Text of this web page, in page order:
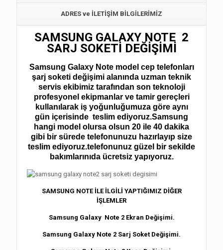
ADRES ve İLETİŞİM BİLGİLERİMİZ
SAMSUNG GALAXY NOTE 2
SARJ SOKETİ DEĞİŞİMİ
Samsung Galaxy Note model cep telefonları
şarj soketi değişimi alanında uzman teknik
servis ekibimiz tarafından son teknoloji
profesyonel ekipmanlar ve tamir gereçleri
kullanılarak iş yoğunluğumuza göre aynı
gün içerisinde teslim ediyoruz.Samsung
hangi model olursa olsun 20 ile 40 dakika
gibi bir sürede telefonunuzu hazırlayıp size
teslim ediyoruz.telefonunuz güzel bir sekilde
bakımlarınıda ücretsiz yapıyoruz.
SAMSUNG NOTE İLE İLGİLİ YAPTIĞIMIZ DİĞER
İŞLEMLER
Samsung Galaxy Note 2 Ekran Değişimi.
Samsung Galaxy Note 2 Sarj Soket Değişimi.